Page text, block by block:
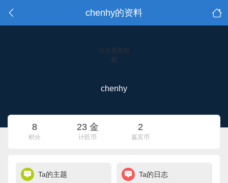
chenhy的资料
点击重新加
载
chenhy
8
积分
23 金
计匠币
2
嘉宾币
Ta的主题 Ta的日志